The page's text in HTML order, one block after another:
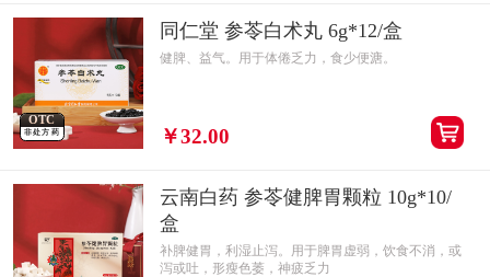
OTC
非处方药
同仁堂 参苓白术丸 6g*12/盒
健脾、益气。用于体倦乏力，食少便溏。
￥32.00
云南白药 参苓健脾胃颗粒 10g*10/
盒
补脾健胃，利湿止泻。用于脾胃虚弱，饮食不消，或
泻或吐，形瘦色萎，神疲乏力